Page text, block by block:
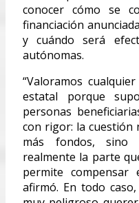
conocer cómo se
financiación
y cuándo será
autónomas.
“Valoramos
estatal porque
personas
con rigor: la cuestión
más fondos, sino
realmente la parte
permite compensar
afirmó. En todo